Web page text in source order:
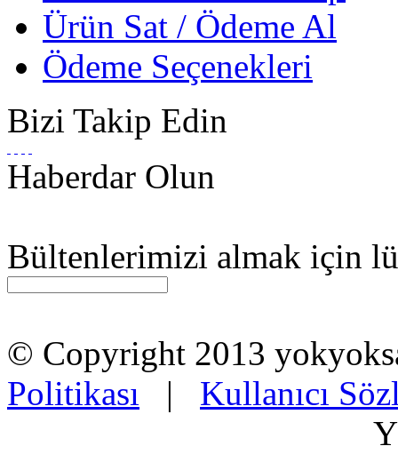
Ürün Sat / Ödeme Al
Ödeme Seçenekleri
Bizi Takip Edin
Haberdar Olun
Bültenlerimizi almak için
© Copyright 2013
Politikası | Kullanıcı